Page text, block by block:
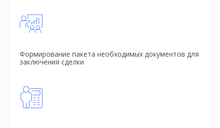
Формирование пакета необходимых документов для
заключения сделки